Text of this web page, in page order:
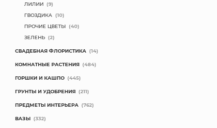
ЛИЛИИ (9)
ГВОЗДИКА (10)
ПРОЧИЕ ЦВЕТЫ (40)
ЗЕЛЕНЬ (2)
СВАДЕБНАЯ ФЛОРИСТИКА (14)
КОМНАТНЫЕ РАСТЕНИЯ (484)
ГОРШКИ И КАШПО (445)
ГРУНТЫ И УДОБРЕНИЯ (211)
ПРЕДМЕТЫ ИНТЕРЬЕРА (762)
ВАЗЫ (332)